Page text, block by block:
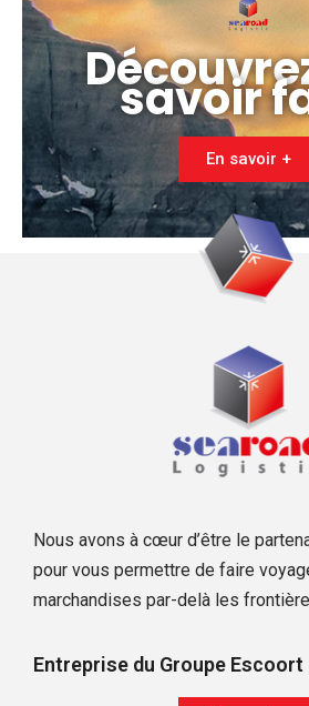
savoir
En savoir +
Nous avons à cœur d’être le
pour vous permettre de faire
marchandises par-delà les
Entreprise du Groupe Escoort